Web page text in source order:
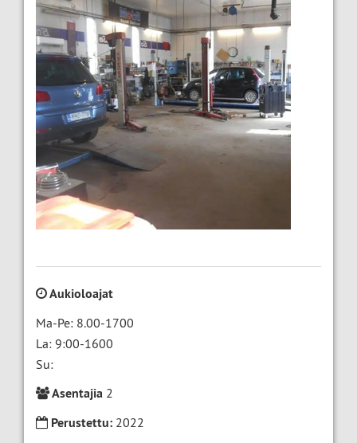
Aukioloajat
Ma-Pe: 8.00-1700
La: 9:00-1600
Su:
Asentajia 2
Perustettu: 2022